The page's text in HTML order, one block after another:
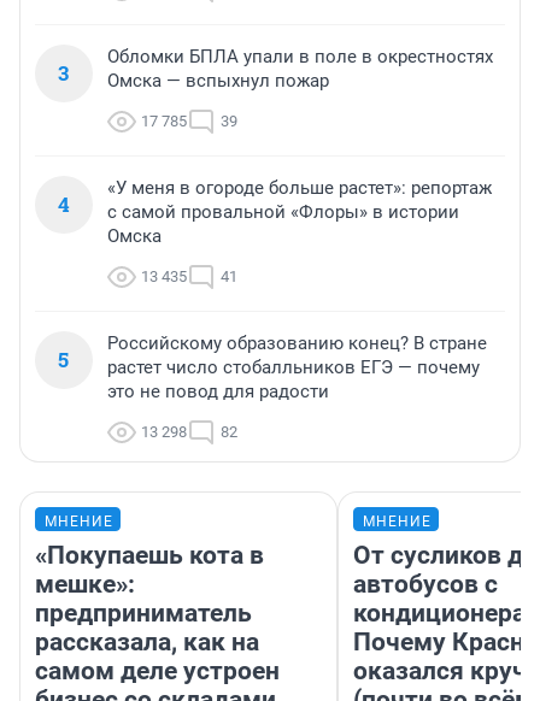
3
Обломки БПЛА упали в поле в окрестностях
Омска — вспыхнул пожар
17 785 39
4
«У меня в огороде больше растет»: репортаж
с самой провальной «Флоры» в истории
Омска
13 435 41
5
Российскому образованию конец? В стране
растет число стобалльников ЕГЭ — почему
это не повод для радости
13 298 82
МНЕНИЕ
«Покупаешь кота в
мешке»:
предприниматель
рассказала, как на
самом деле устроен
МНЕНИЕ
От сусликов до
автобусов с
Почему
оказался